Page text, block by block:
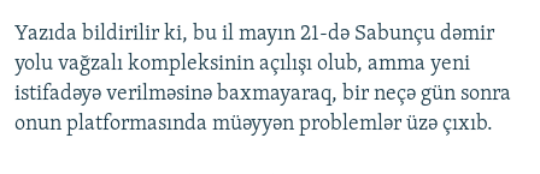
Yazıda bildirilir ki, bu il mayın 21-də Sabunçu dəmir
yolu vağzalı kompleksinin açılışı olub, amma yeni
istifadəyə verilməsinə baxmayaraq, bir neçə gün sonra
onun platformasında müəyyən problemlər üzə çıxıb.